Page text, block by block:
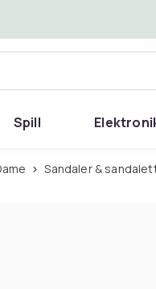
Spill
Dame Sandaler &